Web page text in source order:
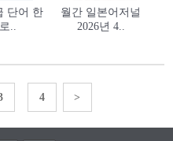
단어 한
..
월간 일본어저널
2026년 4..
4 >